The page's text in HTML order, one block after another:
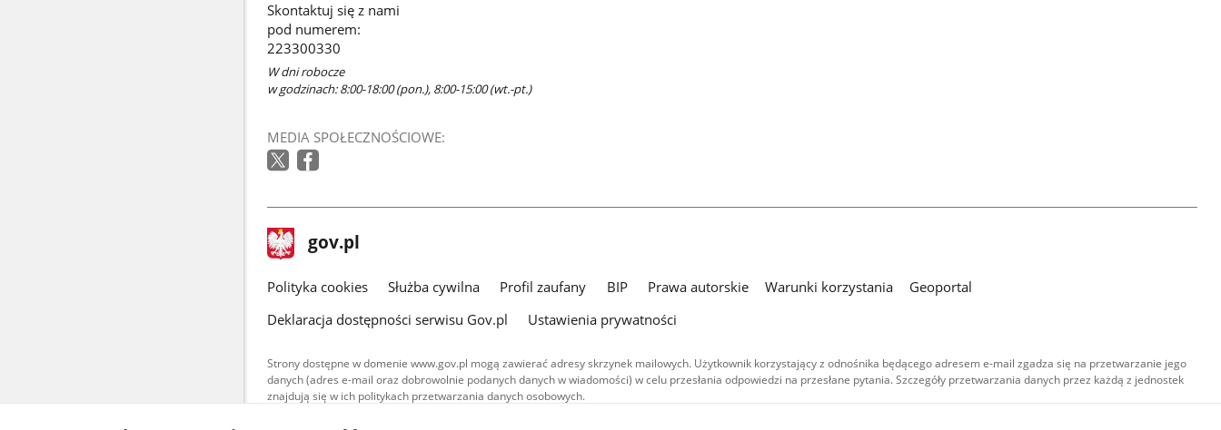
Skontaktuj się z nami
pod numerem:
223300330
W dni robocze
w godzinach: 8:00-18:00 (pon.), 8:00-15:00 (wt.-pt.)
MEDIA SPOŁECZNOŚCIOWE:
stopka
gov.pl Strona
gov.pl
gov.pl
Polityka cookies Służba cywilna Profil zaufany BIP Prawa autorskie Warunki korzystania
Geoportal
Deklaracja dostępności serwisu Gov.pl
Ustawienia prywatności
Strony dostępne w domenie www.gov.pl mogą zawierać adresy skrzynek mailowych. Użytkownik korzystający z odnośnika będącego adresem e-mail zgadza się na przetwarzanie jego
danych (adres e-mail oraz dobrowolnie podanych danych w wiadomości) w celu przesłania odpowiedzi na przesłane pytania. Szczegóły przetwarzania danych przez każdą z jednostek
znajdują się w ich politykach przetwarzania danych osobowych.